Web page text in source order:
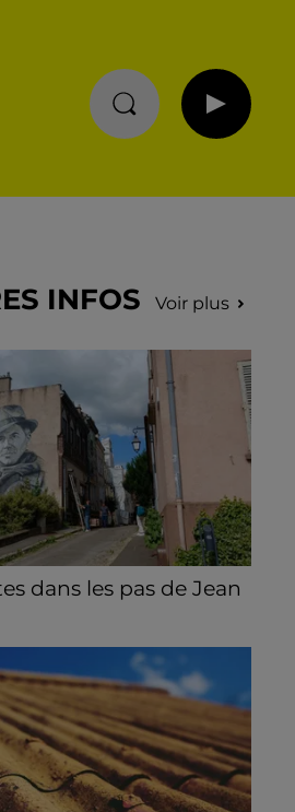
INFOS Voir plus
dans les pas de Jean
de Chartres Tourisme.